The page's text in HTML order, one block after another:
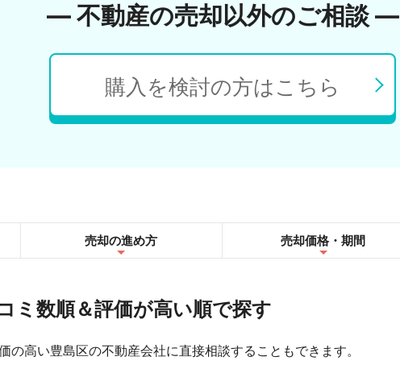
― 不動産の売却以外のご相談 ―
購入を検討の方はこちら
売却の進め方 売却価格・期間
ミ数順＆評価が高い順で探す
の高い豊島区の不動産会社に直接相談することもできます。